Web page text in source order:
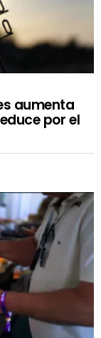
aumenta
por el